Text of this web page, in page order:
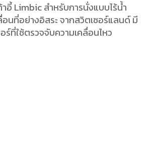
อี้ Limbic สำหรับการนั่งแบบไร้น้ำ
อนที่อย่างอิสระ จากสวิตเซอร์แลนด์ มี
ร์ที่ใช้ตรวจจับความเคลื่อนไหว